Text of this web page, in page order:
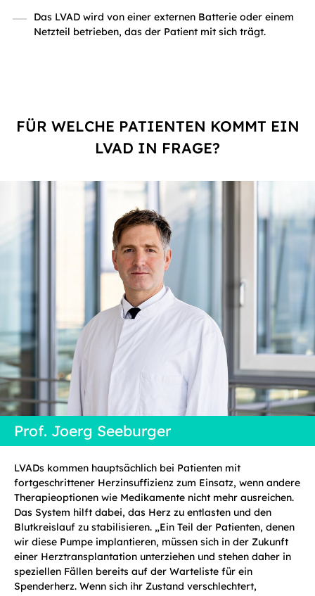
Das LVAD wird von einer externen Batterie oder einem
Netzteil betrieben, das der Patient mit sich trägt.
FÜR WELCHE PATIENTEN KOMMT EIN
LVAD IN FRAGE?
Prof. Joerg Seeburger
LVADs kommen hauptsächlich bei Patienten mit
fortgeschrittener Herzinsuffizienz zum Einsatz, wenn andere
Therapieoptionen wie Medikamente nicht mehr ausreichen.
Das System hilft dabei, das Herz zu entlasten und den
Blutkreislauf zu stabilisieren. „Ein Teil der Patienten, denen
wir diese Pumpe implantieren, müssen sich in der Zukunft
einer Herztransplantation unterziehen und stehen daher in
speziellen Fällen bereits auf der Warteliste für ein
Spenderherz. Wenn sich ihr Zustand verschlechtert,